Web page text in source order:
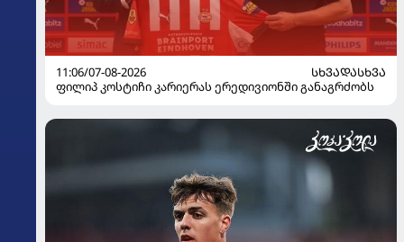
11:06/07-08-2026
ᲡᲮᲕᲐᲓᲐᲡᲮᲕᲐ
ფილიპ კოსტიჩი კარიერას ერედივიონში განაგრძობს